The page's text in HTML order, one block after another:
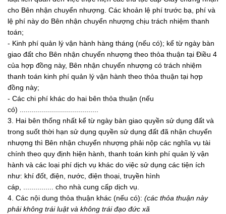
cho Bên nhận chuyển nhượng. Các khoản lệ phí trước bạ, phí và
lệ phí này do Bên nhận chuyển nhượng chịu trách nhiệm thanh
toán;
- Kinh phí quản lý vận hành hàng tháng (nếu có); kể từ ngày bàn
giao đất cho Bên nhận chuyển nhượng theo thỏa thuận tại Điều 4
của hợp đồng này, Bên nhận chuyển nhượng có trách nhiệm
thanh toán kinh phí quản lý vận hành theo thỏa thuận tại hợp
đồng này;
- Các chi phí khác do hai bên thỏa thuận (nếu
có) .......................................
3. Hai bên thống nhất kể từ ngày bàn giao quyền sử dụng đất và
trong suốt thời hạn sử dụng quyền sử dụng đất đã nhận chuyển
nhượng thì Bên nhận chuyển nhượng phải nộp các nghĩa vụ tài
chính theo quy định hiện hành, thanh toán kinh phí quản lý vận
hành và các loại phí dịch vụ khác do việc sử dụng các tiện ích
như: khí đốt, điện, nước, điện thoại, truyền hình
cáp, ............... cho nhà cung cấp dịch vụ.
4. Các nội dung thỏa thuận khác (nếu có): (các thỏa thuận này
phải không trái luật và không trái đạo đức xã